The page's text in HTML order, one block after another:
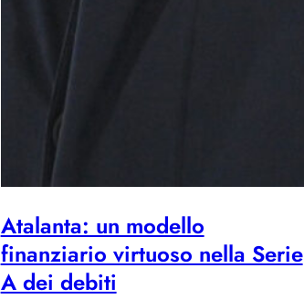
Atalanta: un modello
finanziario virtuoso nella Serie
A dei debiti